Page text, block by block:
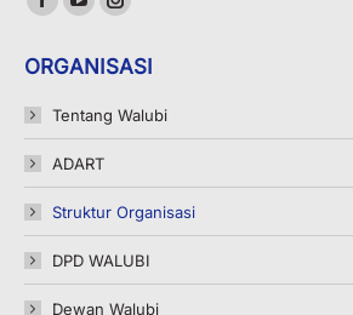
Facebook
opens
in
new
window
YouTube
opens
in
new
window
Instagram
opens
in
new
ORGANISASI
Tentang Walubi
ADART
Struktur Organisasi
DPD WALUBI
Dewan Walubi